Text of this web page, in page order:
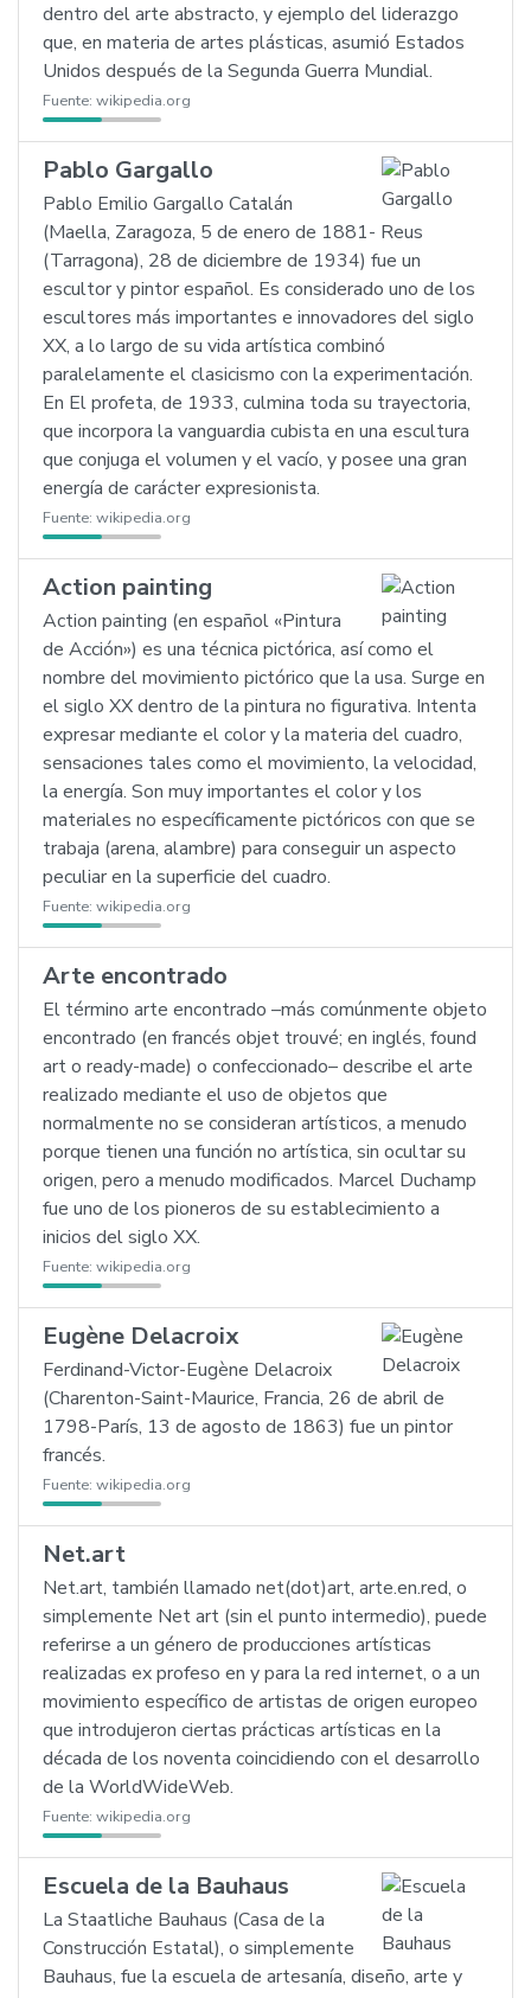
dentro del arte abstracto, y ejemplo del liderazgo
que, en materia de artes plásticas, asumió Estados
Unidos después de la Segunda Guerra Mundial.
Fuente: wikipedia.org
Pablo Gargallo
Pablo Emilio Gargallo Catalán
(Maella, Zaragoza, 5 de enero de 1881- Reus
(Tarragona), 28 de diciembre de 1934) fue un
escultor y pintor español. Es considerado uno de los
escultores más importantes e innovadores del siglo
XX, a lo largo de su vida artística combinó
paralelamente el clasicismo con la experimentación.
En El profeta, de 1933, culmina toda su trayectoria,
que incorpora la vanguardia cubista en una escultura
que conjuga el volumen y el vacío, y posee una gran
energía de carácter expresionista.
Fuente: wikipedia.org
Action painting
Action painting (en español «Pintura
de Acción») es una técnica pictórica, así como el
nombre del movimiento pictórico que la usa. Surge en
el siglo XX dentro de la pintura no figurativa. Intenta
expresar mediante el color y la materia del cuadro,
sensaciones tales como el movimiento, la velocidad,
la energía. Son muy importantes el color y los
materiales no específicamente pictóricos con que se
trabaja (arena, alambre) para conseguir un aspecto
peculiar en la superficie del cuadro.
Fuente: wikipedia.org
Arte encontrado
El término arte encontrado –más comúnmente objeto
encontrado (en francés objet trouvé; en inglés, found
art o ready-made) o confeccionado– describe el arte
realizado mediante el uso de objetos que
normalmente no se consideran artísticos, a menudo
porque tienen una función no artística, sin ocultar su
origen, pero a menudo modificados. Marcel Duchamp
fue uno de los pioneros de su establecimiento a
inicios del siglo XX.
Fuente: wikipedia.org
Eugène Delacroix
Ferdinand-Victor-Eugène Delacroix
(Charenton-Saint-Maurice, Francia, 26 de abril de
1798-París, 13 de agosto de 1863) fue un pintor
francés.
Fuente: wikipedia.org
Net.art
Net.art, también llamado net(dot)art, arte.en.red, o
simplemente Net art (sin el punto intermedio), puede
referirse a un género de producciones artísticas
realizadas ex profeso en y para la red internet, o a un
movimiento específico de artistas de origen europeo
que introdujeron ciertas prácticas artísticas en la
década de los noventa coincidiendo con el desarrollo
de la WorldWideWeb.
Fuente: wikipedia.org
Escuela de la Bauhaus
La Staatliche Bauhaus (Casa de la
Construcción Estatal), o simplemente
Bauhaus, fue la escuela de artesanía, diseño, arte y